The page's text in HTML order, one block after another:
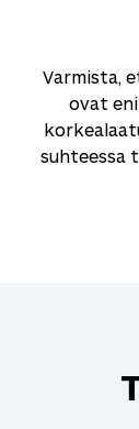
Varmista,
ovat
suhteessa